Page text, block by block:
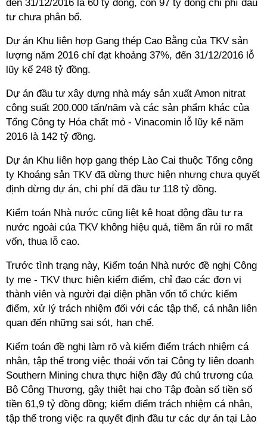
đến 31/12/2016 là 60 tỷ đồng, còn 97 tỷ đồng chi phí đầu
tư chưa phân bổ.
Dự án Khu liên hợp Gang thép Cao Bằng của TKV sản
lượng năm 2016 chỉ đạt khoảng 37%, đến 31/12/2016 lỗ
lũy kế 248 tỷ đồng.
Dự án đầu tư xây dựng nhà máy sản xuất Amon nitrat
công suất 200.000 tấn/năm và các sản phẩm khác của
Tổng Công ty Hóa chất mỏ - Vinacomin lỗ lũy kế năm
2016 là 142 tỷ đồng.
Dự án Khu liên hợp gang thép Lào Cai thuộc Tổng công
ty Khoáng sản TKV đã dừng thực hiện nhưng chưa quyết
định dừng dự án, chi phí đã đầu tư 118 tỷ đồng.
Kiểm toán Nhà nước cũng liệt kê hoạt động đầu tư ra
nước ngoài của TKV không hiệu quả, tiềm ẩn rủi ro mất
vốn, thua lỗ cao.
Trước tình trạng này, Kiểm toán Nhà nước đề nghị Công
ty mẹ - TKV thực hiện kiểm điểm, chỉ đạo các đơn vị
thành viên và người đại diện phần vốn tổ chức kiểm
điểm, xử lý trách nhiệm đối với các tập thể, cá nhân liên
quan đến những sai sót, hạn chế.
Kiểm toán đề nghị làm rõ và kiểm điểm trách nhiệm cá
nhân, tập thể trong việc thoái vốn tại Công ty liên doanh
Southern Mining chưa thực hiện đầy đủ chủ trương của
Bộ Công Thương, gây thiệt hại cho Tập đoàn số tiền số
tiền 61,9 tỷ đồng đồng; kiểm điểm trách nhiệm cá nhân,
tập thể trong việc ra quyết định đầu tư các dự án tại Lào